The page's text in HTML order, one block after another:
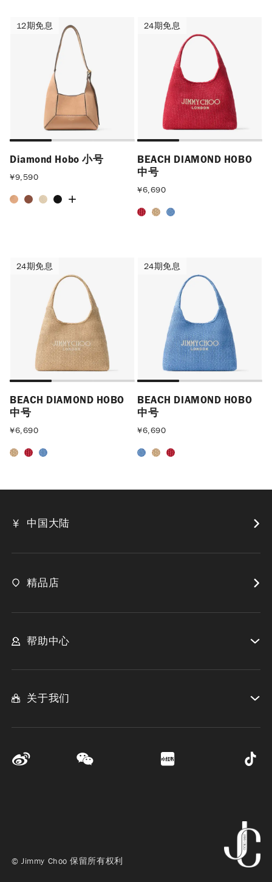
12期免息 12期免息
Diamond Hobo 小号
¥9,590
24期免息 24期免息
BEACH DIAMOND HOBO
中号
¥6,690
24期免息 24期免息
BEACH DIAMOND HOBO
中号
¥6,690
24期免息 24期免息
BEACH DIAMOND HOBO
中号
¥6,690
中国大陆
精品店
帮助中心
关于我们
© Jimmy Choo 保留所有权利